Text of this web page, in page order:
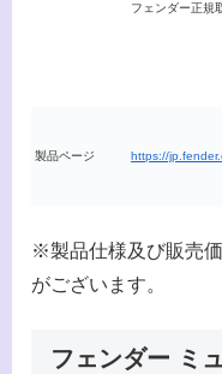
フェンダー正規
製品ページ https://
※製品仕様及び販売
がございます。
フェンダー ミ